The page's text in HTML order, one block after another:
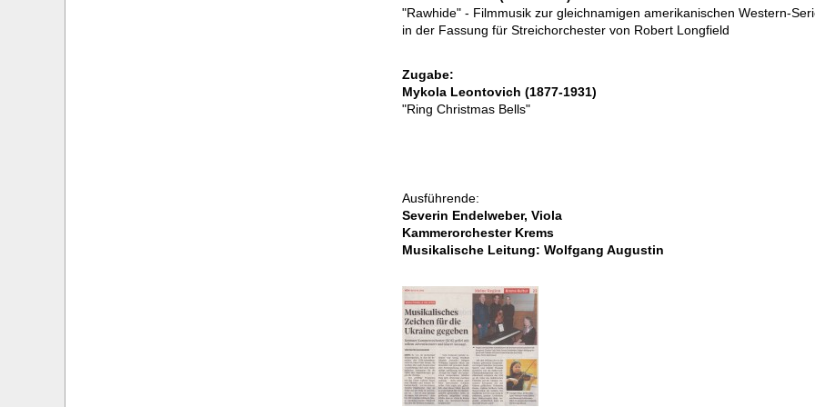
"Rawhide" - Filmmusik zur gleichnamigen amerikanischen Western-
in der Fassung für Streichorchester von Robert Longfield
Zugabe:
Mykola Leontovich (1877-1931)
"Ring Christmas Bells"
Ausführende:
Severin Endelweber, Viola
Kammerorchester Krems
Musikalische Leitung: Wolfgang Augustin